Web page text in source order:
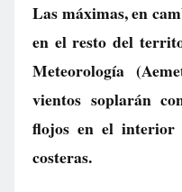
Las máximas, en
en el resto del
Meteorología
vientos soplarán
flojos en el interior
costeras.